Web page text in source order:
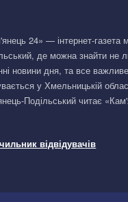
24» — інтернет-газета
де можна знайти не
новини дня, та все
у Хмельницькій
Подільський читає